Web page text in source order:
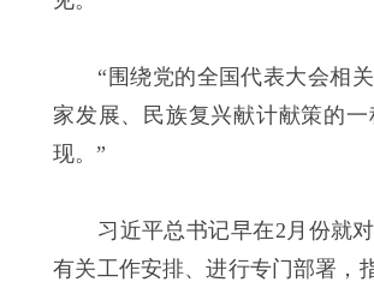
“围绕党的全国代表大会相关
家发展、民族复兴献计献策的
现。”
习近平总书记早在2月份就对
有关工作安排、进行专门部署，